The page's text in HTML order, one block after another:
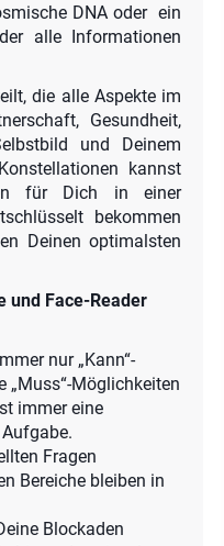
DNA oder ein
alle Informationen
die alle Aspekte im
Gesundheit,
und Deinem
kannst
für Dich in einer
bekommen
Deinen optimalsten
und Face-Reader
nur „Kann“-
„Muss“-Möglichkeiten
immer eine
Fragen
Bereiche bleiben in
Blockaden